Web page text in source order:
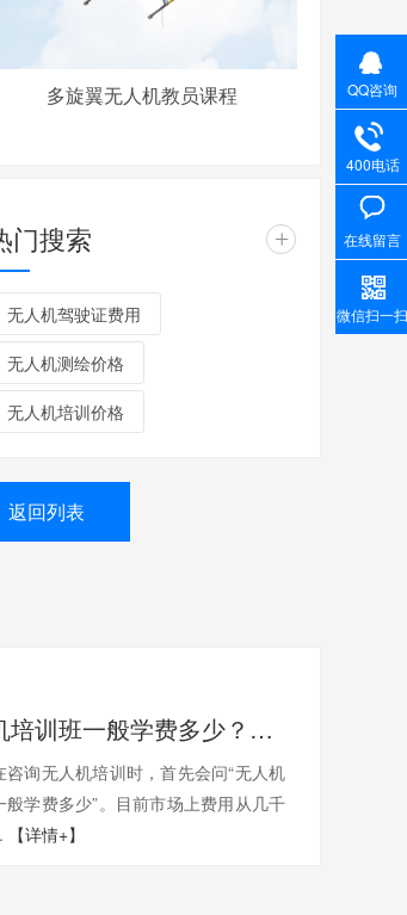
多旋翼无人机教员课程
门搜索 +
无人机驾驶证费用
无人机测绘价格
无人机培训价格
返回列表
无人机培训班一般学费多少？一文带你了解真实费用与选择技巧
咨询无人机培训时，首先会问“无人机
般学费多少”。目前市场上费用从几千
【详情+】
QQ咨询
400电话
在线留言
微信扫一扫